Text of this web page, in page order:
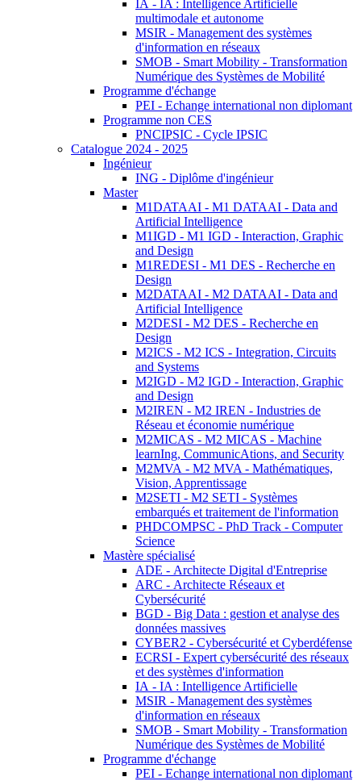
IA - IA : Intelligence Artificielle
multimodale et autonome
MSIR - Management des systèmes
d'information en réseaux
SMOB - Smart Mobility - Transformation
Numérique des Systèmes de Mobilité
Programme d'échange
PEI - Echange international non diplomant
Programme non CES
PNCIPSIC - Cycle IPSIC
Catalogue 2024 - 2025
Ingénieur
ING - Diplôme d'ingénieur
Master
M1DATAAI - M1 DATAAI - Data and
Artificial Intelligence
M1IGD - M1 IGD - Interaction, Graphic
and Design
M1REDESI - M1 DES - Recherche en
Design
M2DATAAI - M2 DATAAI - Data and
Artificial Intelligence
M2DESI - M2 DES - Recherche en
Design
M2ICS - M2 ICS - Integration, Circuits
and Systems
M2IGD - M2 IGD - Interaction, Graphic
and Design
M2IREN - M2 IREN - Industries de
Réseau et économie numérique
M2MICAS - M2 MICAS - Machine
learnIng, CommunicAtions, and Security
M2MVA - M2 MVA - Mathématiques,
Vision, Apprentissage
M2SETI - M2 SETI - Systèmes
embarqués et traitement de l'information
PHDCOMPSC - PhD Track - Computer
Science
Mastère spécialisé
ADE - Architecte Digital d'Entreprise
ARC - Architecte Réseaux et
Cybersécurité
BGD - Big Data : gestion et analyse des
données massives
CYBER2 - Cybersécurité et Cyberdéfense
ECRSI - Expert cybersécurité des réseaux
et des systèmes d'information
IA - IA : Intelligence Artificielle
MSIR - Management des systèmes
d'information en réseaux
SMOB - Smart Mobility - Transformation
Numérique des Systèmes de Mobilité
Programme d'échange
PEI - Echange international non diplomant